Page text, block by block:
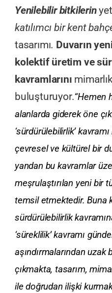
Yenilebilir bitkilerin
katılımcı bir kent
tasarımı. Duvarın
kolektif üretim ve
kavramlarını
buluşturuyor.“Hemen
alanlarda giderek öne
‘sürdürülebilirlik’
çevresel ve kültürel bir
yandan bu kavramlar
meşrulaştırılan yeni bir
temsil etmektedir. Buna
sürdürülebilirlik
‘süreklilik’ kavramı
aşındırmalarından uzak
çıkmakta, tasarım,
ile doğrudan ilişki